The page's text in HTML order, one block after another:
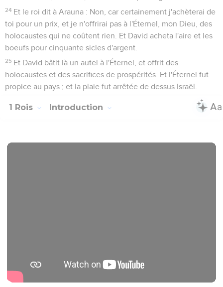
24 Et le roi dit à Arauna : Non, car certainement j'achèterai de
toi pour un prix, et je n'offrirai pas à l'Éternel, mon Dieu, des
holocaustes qui ne coûtent rien. Et David acheta l'aire et les
boeufs pour cinquante sicles d'argent.
25 Et David bâtit là un autel à l'Éternel, et offrit des
holocaustes et des sacrifices de prospérités. Et l'Éternel fut
propice au pays ; et la plaie fut arrêtée de dessus Israël.
1 Rois Introduction